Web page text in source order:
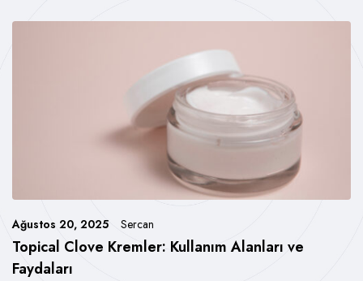
Topical Clove Kremler: Kullanım Alanları ve
Faydaları
Ağustos 20, 2025 Sercan